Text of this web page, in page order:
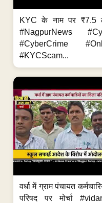
KYC के नाम पर ₹7.5
#NagpurNews
#CyberCrime
#KYCScam...
वर्धा में ग्राम पंचायत
परिषद पर मोर्चा